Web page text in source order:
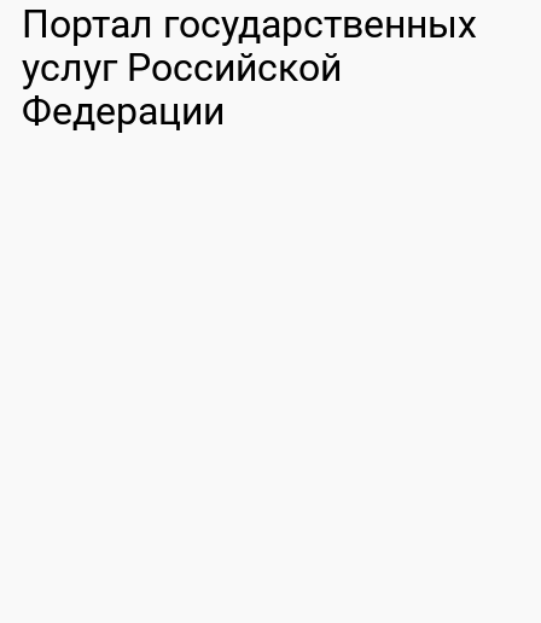
Портал государственных
услуг Российской
Федерации